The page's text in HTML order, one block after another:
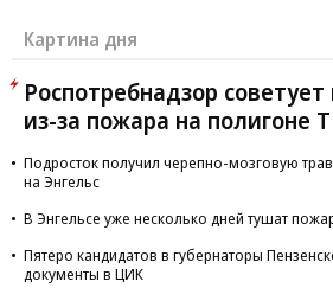
Картина дня
Роспотребнадзор
из-за пожара на полигоне
Подросток получил черепно-мозговую
на Энгельс
В Энгельсе уже несколько дней тушат
Пятеро кандидатов в губернаторы
документы в ЦИК